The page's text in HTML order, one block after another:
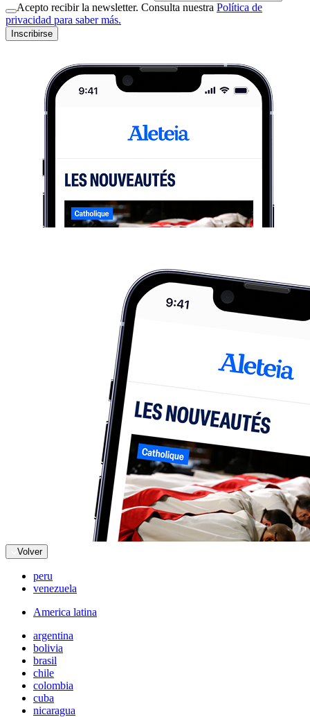
Acepto recibir la newsletter. Consulta nuestra Política de
privacidad para saber más.
Inscribirse
Volver
peru
venezuela
America latina
argentina
bolivia
brasil
chile
colombia
cuba
nicaragua